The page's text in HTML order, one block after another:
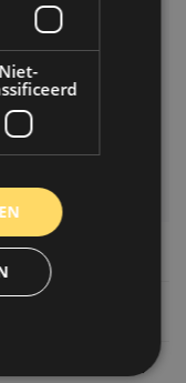
Niet-